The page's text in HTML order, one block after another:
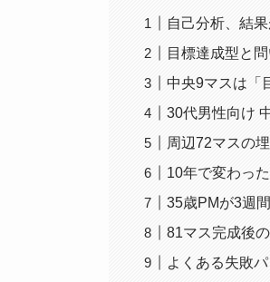
自己分析、結
目標達成型と
中央9マスは「
30代男性向け
周辺72マスの
10年で変わっ
35歳PMが3週
81マス完成後
よくある失敗